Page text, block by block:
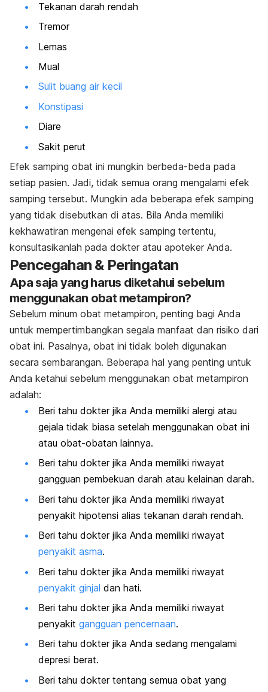
Tekanan darah rendah
Tremor
Lemas
Mual
Sulit buang air kecil
Konstipasi
Diare
Sakit perut
Efek samping obat ini mungkin berbeda-beda pada
setiap pasien. Jadi, tidak semua orang mengalami efek
samping tersebut. Mungkin ada beberapa efek samping
yang tidak disebutkan di atas. Bila Anda memiliki
kekhawatiran mengenai efek samping tertentu,
konsultasikanlah pada dokter atau apoteker Anda.
Pencegahan & Peringatan
Apa saja yang harus diketahui sebelum
menggunakan obat metampiron?
Sebelum minum obat metampiron, penting bagi Anda
untuk mempertimbangkan segala manfaat dan risiko dari
obat ini. Pasalnya, obat ini tidak boleh digunakan
secara sembarangan. Beberapa hal yang penting untuk
Anda ketahui sebelum menggunakan obat metampiron
adalah:
Beri tahu dokter jika Anda memiliki alergi atau
gejala tidak biasa setelah menggunakan obat ini
atau obat-obatan lainnya.
Beri tahu dokter jika Anda memiliki riwayat
gangguan pembekuan darah atau kelainan darah.
Beri tahu dokter jika Anda memiliki riwayat
penyakit hipotensi alias tekanan darah rendah.
Beri tahu dokter jika Anda memiliki riwayat
penyakit asma.
Beri tahu dokter jika Anda memiliki riwayat
penyakit ginjal dan hati.
Beri tahu dokter jika Anda memiliki riwayat
penyakit gangguan pencernaan.
Beri tahu dokter jika Anda sedang mengalami
depresi berat.
Beri tahu dokter tentang semua obat yang